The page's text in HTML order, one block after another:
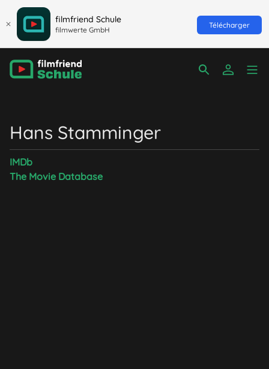
filmfriend Schule
filmwerte GmbH
Télécharger
Hans Stamminger
IMDb
The Movie Database